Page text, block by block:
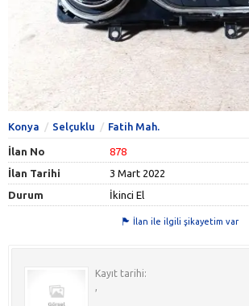
Konya Selçuklu Fatih Mah.
İlan No
878
İlan Tarihi
3 Mart 2022
Durum
İkinci El
İlan ile ilgili şikayetim var
Kayıt tarihi:
,